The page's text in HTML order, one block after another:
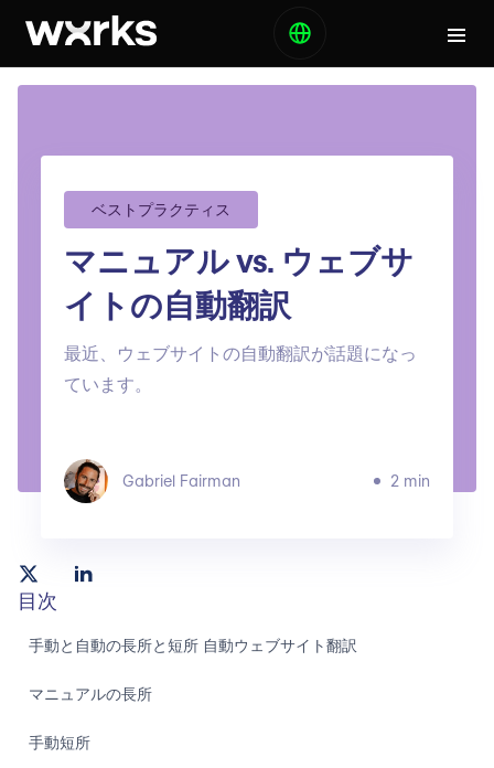
ベストプラクティス
マニュアル vs. ウェブサ
イトの自動翻訳
最近、ウェブサイトの自動翻訳が話題になっ
ています。
Gabriel Fairman 2 min
目次
手動と自動の長所と短所 自動ウェブサイト翻訳
マニュアルの長所
手動短所